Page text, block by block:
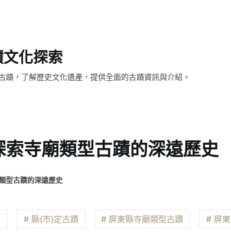
化探索
蹟，了解歷史文化遺產，提供全面的古蹟資訊與介紹。
寺廟類型古蹟的深遠歷史
型古蹟的深遠歷史
# 縣(市)定古蹟 # 屏東縣寺廟類型古蹟 # 屏